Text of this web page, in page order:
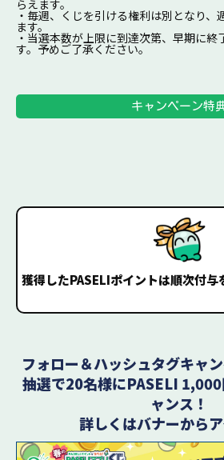
らえます。
・毎週、くじを引ける権利は別となり、
ます。
・当選本数が上限に到達次第、早期に終
す。予めご了承ください。
キャンペーン特
獲得したPASELIポイントは順次付与
フォロー＆ハッシュタグキャ
抽選で20名様にPASELI
ャンス！
詳しくはバナーからア